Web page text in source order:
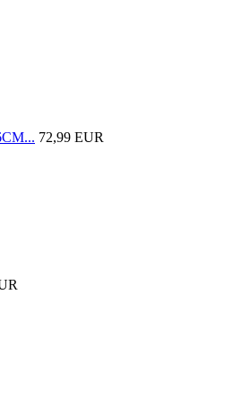
72,99 EUR